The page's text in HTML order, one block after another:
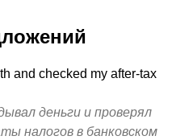
and checked my after-tax
деньги и проверял
налогов в банковском